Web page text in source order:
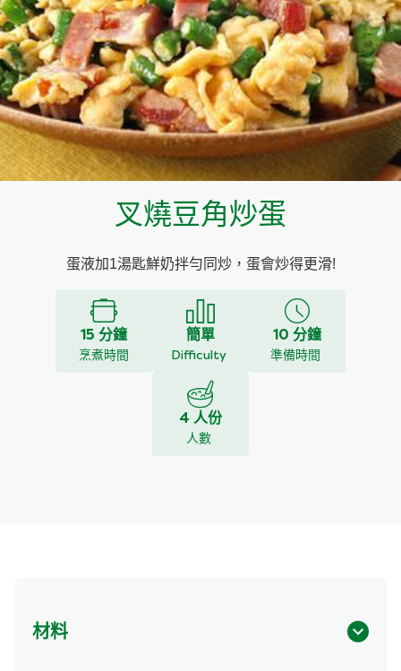
多國料理
料理種類
家樂牌濃湯寶
家樂牌雞汁
家樂牌快熟通心粉
家樂牌鮮露
家樂牌雞湯粒
家樂牌純鮮清雞湯
愛環境食材食譜
愛環境食材篩選條件
叉燒豆角炒蛋
蛋液加1湯匙鮮奶拌勻同炒，蛋會炒得更滑!
15 分鐘
烹煮時間
簡單
Difficulty
10 分鐘
準備時間
4 人份
人數
材料